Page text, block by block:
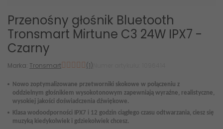
Przenośny głośnik Bluetooth
Tronsmart Mirtune C3 24W IPX7 -
Czarny
Marka: Tronsmart (1)
Nowo zoptymalizowane przetworniki skokowe w połączeniu z
oddzielnym głośnikiem wysokotonowym zapewniają wyraźne, realistyczne,
wysokiej jakości doświadczenia dźwiękowe.
Klasa wodoodporności IPX7 i 12 godzin ciągłego czasu odtwarzania, ciesz się
muzyką kiedykolwiek i gdziekolwiek chcesz.